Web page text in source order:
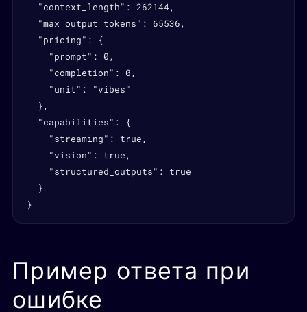
  "context_length": 262144,
  "max_output_tokens": 65536,
  "pricing": {
    "prompt": 0,
    "completion": 0,
    "unit": "vibes"
  },
  "capabilities": {
    "streaming": true,
    "vision": true,
    "structured_outputs": true
  }
}
Пример ответа при
ошибке